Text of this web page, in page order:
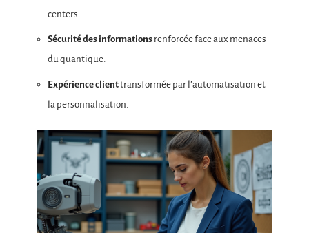
centers.
Sécurité des informations renforcée face aux menaces
du quantique.
Expérience clienttransformée par l’automatisation et
la personnalisation.